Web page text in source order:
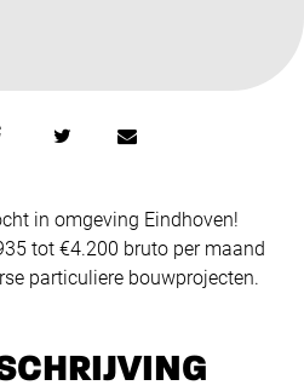
in omgeving Eindhoven!
tot €4.200 bruto per maand
particuliere bouwprojecten.